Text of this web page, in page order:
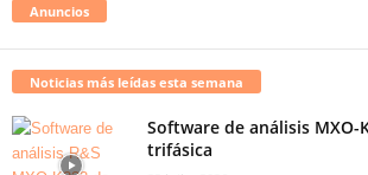
Anuncios
Noticias más leídas esta semana
Software de análisis MXO-
trifásica